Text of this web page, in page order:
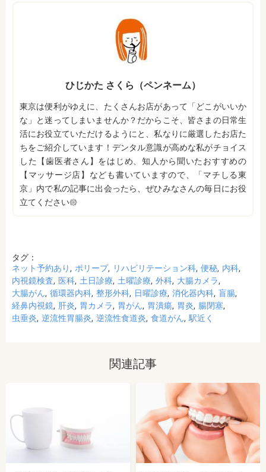
ひじかた さくら（ペンネーム）
東京は便利がゆえに、たくさんお店があって「どこがいいか
な」と迷ってしまいませんか？だからこそ、皆さまの日常生
活にお役立ていただけるようにと、私なりに厳選したお店た
ちをご紹介しています！デンタル意識が高めな私がチョイス
した【歯医者さん】をはじめ、知人から聞いたおすすめの
【マッサージ店】なども書いていますので、「マチしる東
京」内で私の記事に出会ったら、ぜひみなさんの毎日にお役
立てください𑁍
タグ：
ネット予約あり
ポリープ リハビリテーション科 便秘 内科
内視鏡検査
医科 土日診療 土曜診療 外科 大腸カメラ
大腸がん 循環器内科 整形外科 日曜診療 消化器内科 盲腸
経鼻内視鏡 肝炎 胃カメラ 胃がん 胃潰瘍 胃炎
腸閉塞
虫垂炎 逆流性胃腸炎 逆流性食道炎 食道がん 駅近く
関連記事